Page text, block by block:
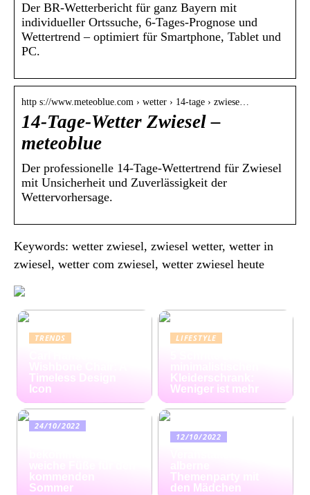
Der BR-Wetterbericht für ganz Bayern mit
individueller Ortssuche, 6-Tages-Prognose und
Wettertrend – optimiert für Smartphone, Tablet und
PC.
http s://www.meteoblue.com › wetter › 14-tage › zwiese…
14-Tage-Wetter Zwiesel –
meteoblue
Der professionelle 14-Tage-Wettertrend für Zwiesel
mit Unsicherheit und Zuverlässigkeit der
Wettervorhersage.
Keywords: wetter zwiesel, zwiesel wetter, wetter in
zwiesel, wetter com zwiesel, wetter zwiesel heute
TRENDS
Timeless Design
Icon
LIFESTYLE
Kleiderschrank:
Weniger ist mehr
24/10/2022
kommenden
Sommer
12/10/2022
Themenparty mit
den Mädchen